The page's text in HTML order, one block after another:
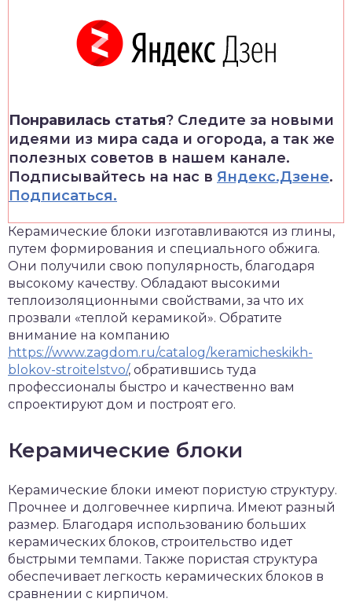
Понравилась статья? Следите за новыми
идеями из мира сада и огорода, а так же
полезных советов в нашем канале.
Подписывайтесь на нас в Яндекс.Дзене.
Подписаться.
Керамические блоки изготавливаются из глины,
путем формирования и специального обжига.
Они получили свою популярность, благодаря
высокому качеству. Обладают высокими
теплоизоляционными свойствами, за что их
прозвали «теплой керамикой». Обратите
внимание на компанию
https://www.zagdom.ru/catalog/keramicheskikh-
blokov-stroitelstvo/, обратившись туда
профессионалы быстро и качественно вам
спроектируют дом и построят его.
Керамические блоки
Керамические блоки имеют пористую структуру.
Прочнее и долговечнее кирпича. Имеют разный
размер. Благодаря использованию больших
керамических блоков, строительство идет
быстрыми темпами. Также пористая структура
обеспечивает легкость керамических блоков в
сравнении с кирпичом.